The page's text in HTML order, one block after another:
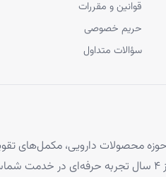
قوانین و مقررات
حریم خصوصی
سؤالات متداول
محصولات دارویی، مکمل‌های
محصولات مراقبتی و درمانی پوست و مو، با بیش از ۴ سال تجربه حرفه‌ای